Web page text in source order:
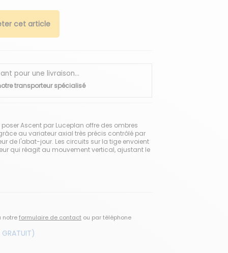
cet article
pour une livraison...
transporteur spécialisé
Ascent par Luceplan offre des ombres
au variateur axial très précis contrôlé par
de l'abat-jour. Les circuits sur la tige envoient
qui réagit au mouvement vertical, ajustant le
notreformulaire de contact ou par téléphone